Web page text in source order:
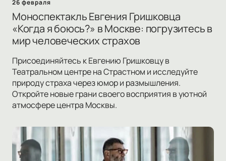
26 февраля
Моноспектакль Евгения Гришковца
«Когда я боюсь?» в Москве: погрузитесь в
мир человеческих страхов
Присоединяйтесь к Евгению Гришковцу в
Театральном центре на Страстном и исследуйте
природу страха через юмор и размышления.
Откройте новые грани своего восприятия в уютной
атмосфере центра Москвы.